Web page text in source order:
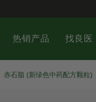
热销产品 找良医
赤石脂 (新绿色中药配方颗粒)